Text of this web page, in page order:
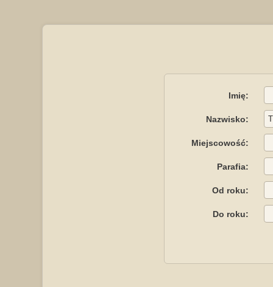
Imię:
Nazwisko:
Miejscowość:
Parafia:
Od roku:
Do roku: